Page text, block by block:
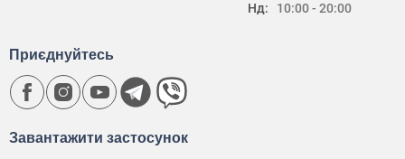
Нд:
10:00 - 20:00
Завантажити застосунок
Приєднуйтесь